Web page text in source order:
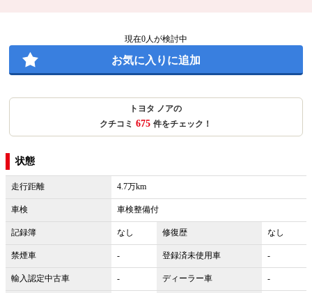
現在0人が検討中
お気に入りに追加
トヨタ ノアの
クチコミ 675 件をチェック！
状態
走行距離 4.7万km
車検 車検整備付
記録簿 なし 修復歴 なし
禁煙車 - 登録済未使用車 -
輸入認定中古車 - ディーラー車 -